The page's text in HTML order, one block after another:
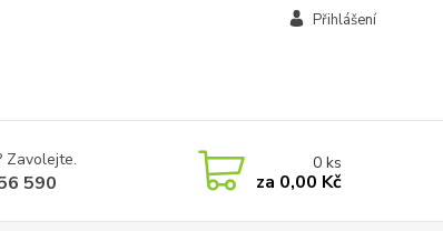
Přihlášení
Zavolejte.
590
0ks
za 0,00 Kč